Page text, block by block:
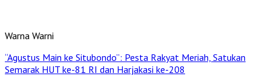
Warna Warni
“Agustus Main ke Situbondo”: Pesta Rakyat Meriah, Satukan
Semarak HUT ke-81 RI dan Harjakasi ke-208